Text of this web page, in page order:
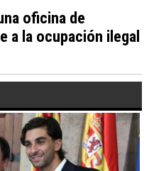
oficina de